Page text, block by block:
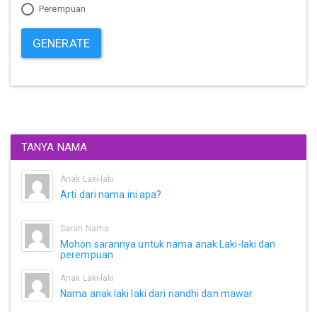
Perempuan
GENERATE
TANYA NAMA
Anak Laki-laki
Arti dari nama ini apa?
Saran Nama
Mohon sarannya untuk nama anak Laki-laki dan
perempuan
Anak Laki-laki
Nama anak laki laki dari riandhi dan mawar